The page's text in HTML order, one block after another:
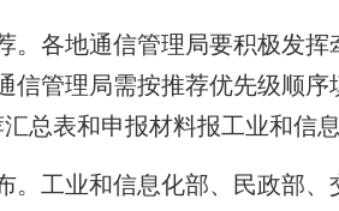
各地通信管理局要积极发挥
信管理局需按推荐优先级顺
总表和申报材料报工业和信
工业和信息化部、民政部、